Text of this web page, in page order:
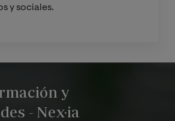
en
y no
y sociales.
y
- Nex·ia